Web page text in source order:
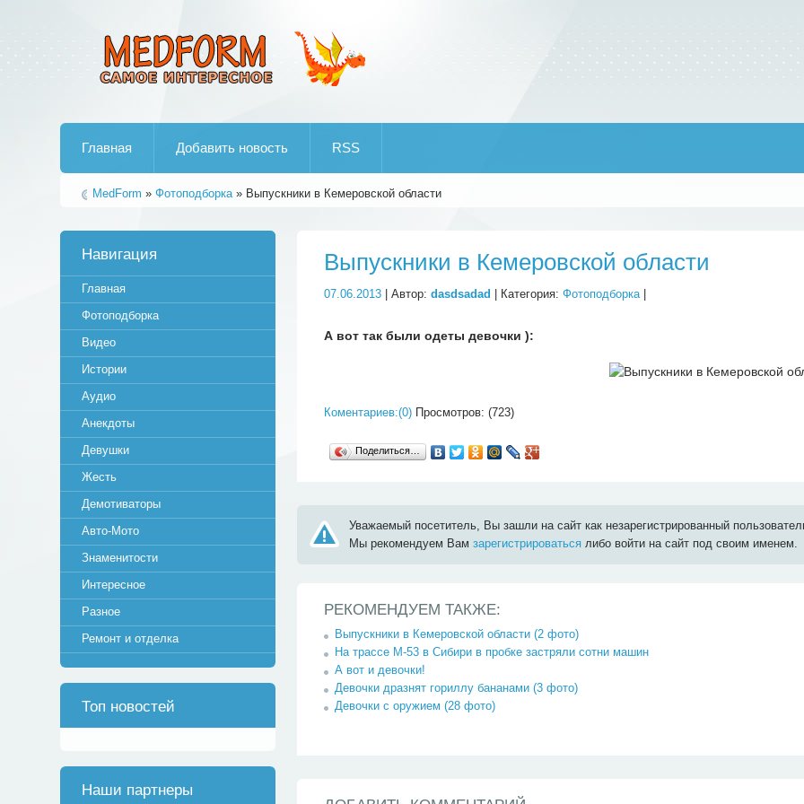
Главная Добавить новость RSS
MedForm »Фотоподборка» Выпускники в Кемеровской области
Выпускники в Кемеровской области
07.06.2013 | Автор:dasdsadad | Категория:Фотоподборка|
А вот так были одеты девочки ):
Коментариев:(0) Просмотров: (723)
Поделиться…
Уважаемый посетитель, Вы зашли на сайт как незарегистрированный
Мы рекомендуем Вамзарегистрироваться либо войти на сайт под своим именем.
РЕКОМЕНДУЕМ ТАКЖЕ:
Выпускники в Кемеровской области (2 фото)
На трассе М-53 в Сибири в пробке застряли сотни машин
А вот и девочки!
Девочки дразнят гориллу бананами (3 фото)
Девочки с оружием (28 фото)
Навигация
Главная
Фотоподборка
Видео
Истории
Аудио
Анекдоты
Девушки
Жесть
Демотиваторы
Авто-Мото
Знаменитости
Интересное
Разное
Ремонт и отделка
Топ новостей
Наши партнеры